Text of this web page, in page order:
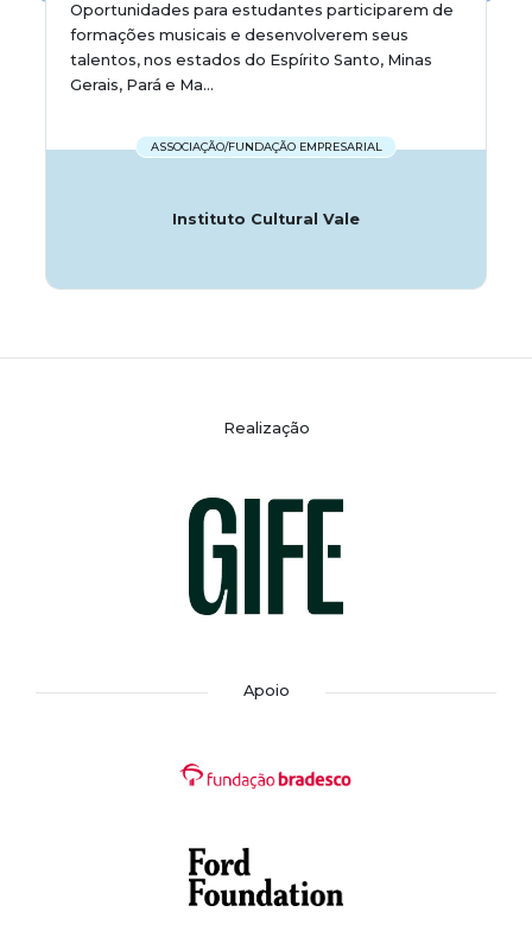
Oportunidades para estudantes participarem de
formações musicais e desenvolverem seus
talentos, nos estados do Espírito Santo, Minas
Gerais, Pará e Ma...
ASSOCIAÇÃO/FUNDAÇÃO EMPRESARIAL
Instituto Cultural Vale
Realização
Apoio